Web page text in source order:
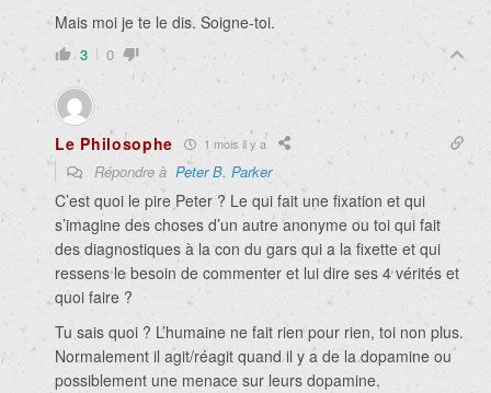
Mais moi je te le dis. Soigne-toi.
3 0
Le Philosophe 1 mois il y a
Répondre à Peter B. Parker
C’est quoi le pire Peter ? Le qui fait une fixation et qui
s’imagine des choses d’un autre anonyme ou toi qui fait
des diagnostiques à la con du gars qui a la fixette et qui
ressens le besoin de commenter et lui dire ses 4 vérités et
quoi faire ?
Tu sais quoi ? L’humaine ne fait rien pour rien, toi non plus.
Normalement il agit/réagit quand il y a de la dopamine ou
possiblement une menace sur leurs dopamine.